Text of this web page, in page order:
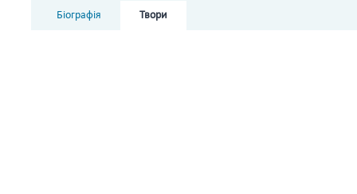
Біографія Твори